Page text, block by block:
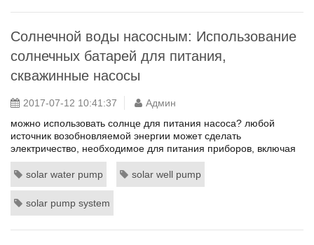
Солнечной воды насосным: Использование
солнечных батарей для питания,
скважинные насосы
2017-07-12 10:41:37
Админ
можно использовать солнце для питания насоса? любой
источник возобновляемой энергии может сделать
электричество, необходимое для питания приборов, включая
насосы. солнечные электрические клетки преобразуют
солнечный свет в переменный ток, который могут
направляться непосредственно на DC приборов, или может
храниться в батареях для использования, когда солнце не
светит или может быть обращено в AC ...
solar water pump solar well pump
solar pump system